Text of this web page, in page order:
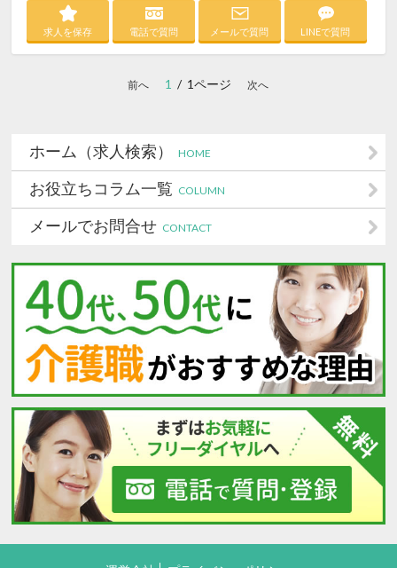
求人を保存 電話で質問 メールで質問 LINEで質問
前へ 1 / 1ページ 次へ
ホーム（求人検索）HOME
お役立ちコラム一覧 COLUMN
メールでお問合せ CONTACT